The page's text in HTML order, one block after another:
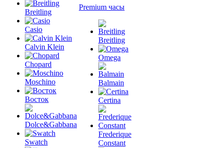
Breitling
Casio
Calvin Klein
Chopard
Moschino
Восток
Dolce&Gabbana
Swatch
Premium часы
Breitling
Omega
Balmain
Certina
Frederique
Constant